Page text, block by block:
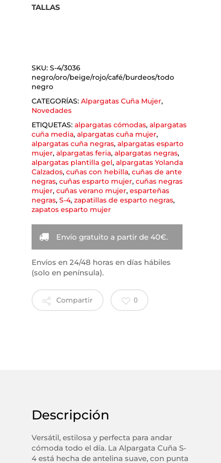
TALLAS
SKU: S-4/3036
negro/oro/beige/rojo/café/burdeos/todo
negro
CATEGORÍAS: Alpargatas Cuña Mujer,
Novedades
ETIQUETAS: alpargatas cómodas, alpargatas
cuña media, alpargatas cuña mujer,
alpargatas cuña negras, alpargatas esparto
mujer, alpargatas feria, alpargatas negras,
alpargatas plantilla gel, alpargatas Yolanda
Calzados, cuñas con hebilla, cuñas de ante
negras, cuñas esparto mujer, cuñas negras
mujer, cuñas verano mujer, esparteñas
negras, S-4, zapatillas de esparto negras,
zapatos esparto mujer
Envío gratuito a partir de 40€.
Envíos en 24/48 horas en días hábiles
(solo en península).
Compartir 0
Descripción
Versátil, estilosa y perfecta para andar
cómoda todo el día. La Alpargata Cuña S-
4 está hecha de antelina suave, con punta